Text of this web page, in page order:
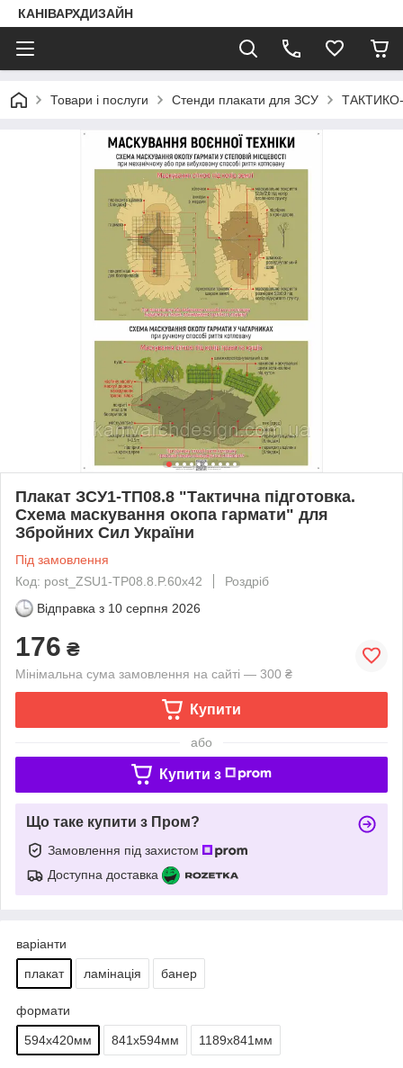
КАНІВАРХДИЗАЙН
Товари і послуги Стенди плакати для ЗСУ
Плакат ЗСУ1-ТП08.8 "Тактична підготовка.
Схема маскування окопа гармати" для
Збройних Сил України
Під замовлення
Код: post_ZSU1-TP08.8.P.60x42
Роздріб
Відправка з 10 серпня 2026
176 ₴
Мінімальна сума замовлення на сайті — 300 ₴
Купити
або
Купити з
Що таке купити з Пром?
Замовлення під захистом
Доступна доставка
варіанти
плакат ламінація банер
формати
594х420мм 841х594мм 1189х841мм